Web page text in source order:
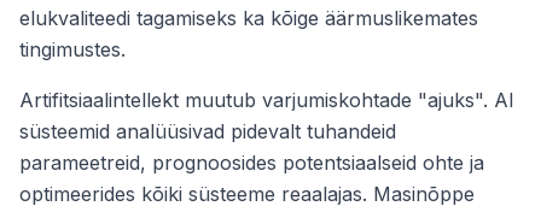
elukvaliteedi tagamiseks ka kõige äärmuslikemates
tingimustes.
Artifitsiaalintellekt muutub varjumiskohtade "ajuks". AI
süsteemid analüüsivad pidevalt tuhandeid
parameetreid, prognoosides potentsiaalseid ohte ja
optimeerides kõiki süsteeme reaalajas. Masinõppe